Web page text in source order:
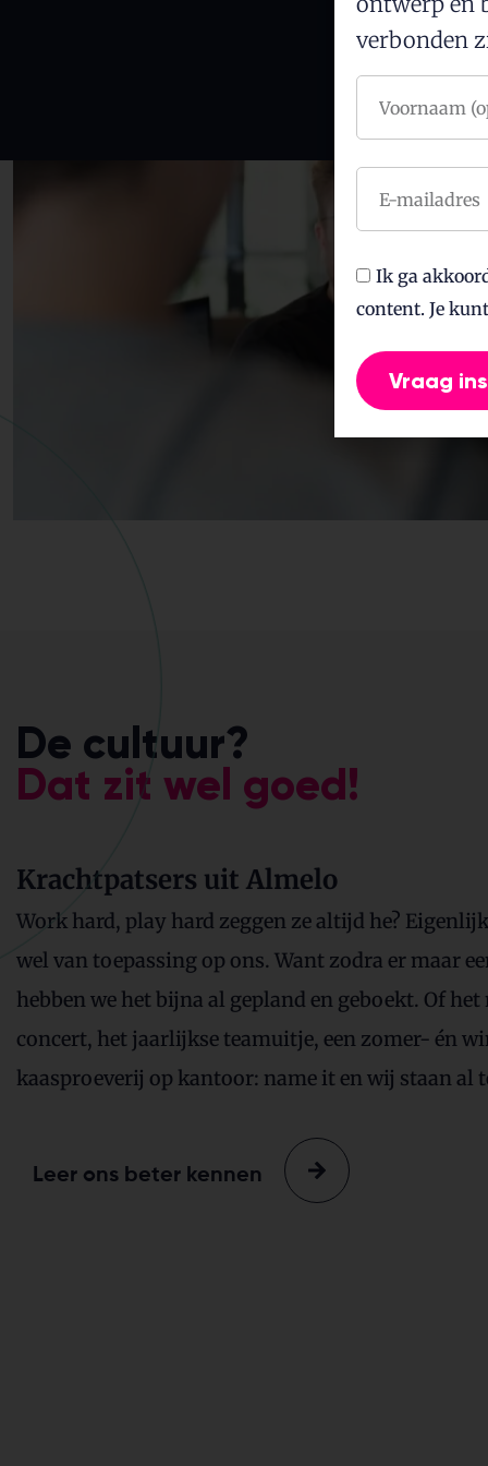
De cultuur?
Dat zit wel goed!
Krachtpatsers uit Almelo
Work hard, play hard zeggen ze altijd he?
wel van toepassing op ons. Want zodra er maar
hebben we het bijna al gepland en geboekt. Of
concert, het jaarlijkse teamuitje, een zomer- én
kaasproeverij op kantoor: name it en wij staan al
Leer ons beter kennen
verbonden
Ik ga
content. Je
Vraag